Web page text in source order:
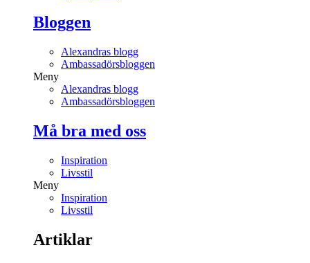
Bloggen
Alexandras blogg
Ambassadörsbloggen
Meny
Alexandras blogg
Ambassadörsbloggen
Må bra med oss
Inspiration
Livsstil
Meny
Inspiration
Livsstil
Artiklar